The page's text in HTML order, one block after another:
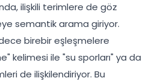
ilişkili terimlere de göz
semantik arama giriyor.
birebir eşleşmelere
kelimesi ile "su sporları" ya da
de ilişkilendiriyor. Bu